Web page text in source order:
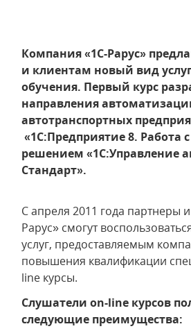
Компания «1С-Рарус»
и клиентам новый вид
обучения. Первый курс
направления
автотранспортных
«1С:Предприятие 8. Работа
решением «1С:Управление
Стандарт».
С апреля 2011 года партнеры
Рарус» смогут
услуг, предоставляемым
повышения квалификации
line курсы.
Слушатели on-line курсов
следующие преимущества: